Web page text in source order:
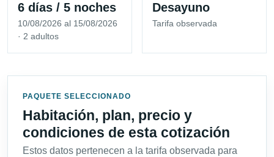
6 días / 5 noches
10/08/2026 al 15/08/2026
· 2 adultos
Desayuno
Tarifa observada
PAQUETE SELECCIONADO
Habitación, plan, precio y
condiciones de esta cotización
Estos datos pertenecen a la tarifa observada para